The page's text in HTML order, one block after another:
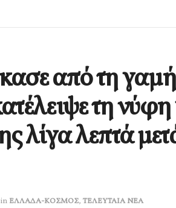
από τη
τη νύφη
λίγα λεπτά
in ΕΛΛΑΔΑ-ΚΟΣΜΟΣ, ΤΕΛΕΥΤΑΙΑ ΝΕΑ